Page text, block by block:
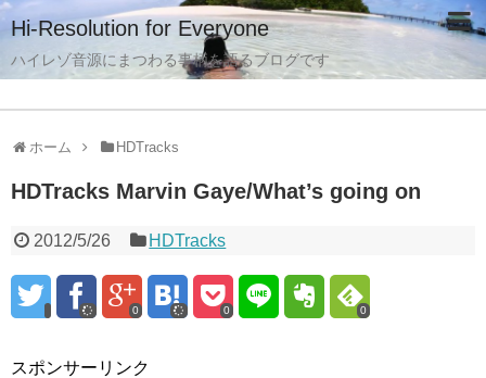
Hi-Resolution for Everyone
ハイレゾ音源にまつわる事柄を語るブログです
ホーム HDTracks
HDTracks Marvin Gaye/What’s going on
2012/5/26 HDTracks
0 0 0
スポンサーリンク